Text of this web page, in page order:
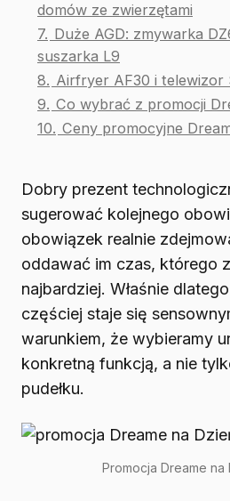
domów ze zwierzętami
7. Duże AGD: zmywarka
suszarka L9
8. Airfryer AF30 i telewizor
9. Co wybrać z promocji
10. Ceny promocyjne
Dobry prezent
sugerować kolejnego
obowiązek realnie
oddawać im czas, którego
najbardziej. Właśnie
częściej staje się
warunkiem, że wybieramy
konkretną funkcją, a nie
pudełku.
Promocja Dreame na